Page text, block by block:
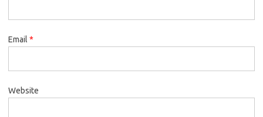
Email *
Website